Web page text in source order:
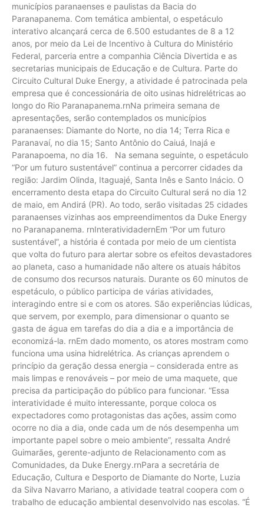
municípios paranaenses e paulistas da Bacia do
Paranapanema. Com temática ambiental, o espetáculo
interativo alcançará cerca de 6.500 estudantes de 8 a 12
anos, por meio da Lei de Incentivo à Cultura do Ministério
Federal, parceria entre a companhia Ciência Divertida e as
secretarias municipais de Educação e de Cultura. Parte do
Circuito Cultural Duke Energy, a atividade é patrocinada pela
empresa que é concessionária de oito usinas hidrelétricas ao
longo do Rio Paranapanema.rnNa primeira semana de
apresentações, serão contemplados os municípios
paranaenses: Diamante do Norte, no dia 14; Terra Rica e
Paranavaí, no dia 15; Santo Antônio do Caiuá, Inajá e
Paranapoema, no dia 16. Na semana seguinte, o espetáculo
“Por um futuro sustentável” continua a percorrer cidades da
região: Jardim Olinda, Itaguajé, Santa Inês e Santo Inácio. O
encerramento desta etapa do Circuito Cultural será no dia 12
de maio, em Andirá (PR). Ao todo, serão visitadas 25 cidades
paranaenses vizinhas aos empreendimentos da Duke Energy
no Paranapanema. rnInteratividadernEm “Por um futuro
sustentável”, a história é contada por meio de um cientista
que volta do futuro para alertar sobre os efeitos devastadores
ao planeta, caso a humanidade não altere os atuais hábitos
de consumo dos recursos naturais. Durante os 60 minutos de
espetáculo, o público participa de várias atividades,
interagindo entre si e com os atores. São experiências lúdicas,
que servem, por exemplo, para dimensionar o quanto se
gasta de água em tarefas do dia a dia e a importância de
economizá-la. rnEm dado momento, os atores mostram como
funciona uma usina hidrelétrica. As crianças aprendem o
princípio da geração dessa energia – considerada entre as
mais limpas e renováveis – por meio de uma maquete, que
precisa da participação do público para funcionar. “Essa
interatividade é muito interessante, porque coloca os
expectadores como protagonistas das ações, assim como
ocorre no dia a dia, onde cada um de nós desempenha um
importante papel sobre o meio ambiente”, ressalta André
Guimarães, gerente-adjunto de Relacionamento com as
Comunidades, da Duke Energy.rnPara a secretária de
Educação, Cultura e Desporto de Diamante do Norte, Luzia
da Silva Navarro Mariano, a atividade teatral coopera com o
trabalho de educação ambiental desenvolvido nas escolas. “É